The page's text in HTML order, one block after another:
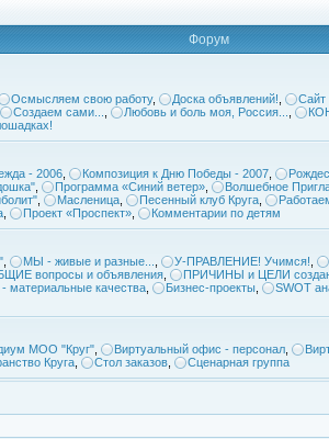
Форум
Осмысляем свою работу, Доска объявлений! Сайт
Создаем сами... Любовь и боль моя, Россия...
- 2006 Композиция к Дню Победы - 2007
Программа «Синий ветер» Волшебное
Масленица Песенный клуб Круга
Проект «Проспект» Комментарии по детям
МЫ - живые и разные... У-ПРАВЛЕНИЕ! Учимся!
вопросы и объявления ПРИЧИНЫ и ЦЕЛИ
качества Бизнес-проекты SWOT
МОО "Круг" Виртуальный офис - персонал
Круга Стол заказов Сценарная группа